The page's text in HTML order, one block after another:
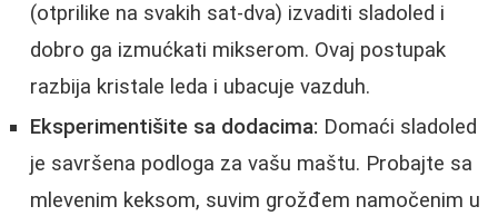
(otprilike na svakih sat-dva) izvaditi sladoled i
dobro ga izmućkati mikserom. Ovaj postupak
razbija kristale leda i ubacuje vazduh.
Eksperimentišite sa dodacima: Domaći sladoled
je savršena podloga za vašu maštu. Probajte sa
mlevenim keksom, suvim grožđem namočenim u